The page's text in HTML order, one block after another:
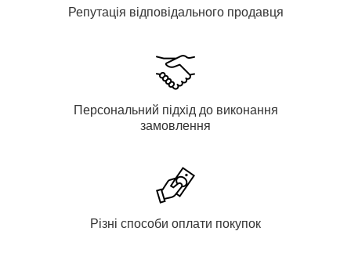
Репутація відповідального продавця
Персональний підхід до виконання
замовлення
Різні способи оплати покупок